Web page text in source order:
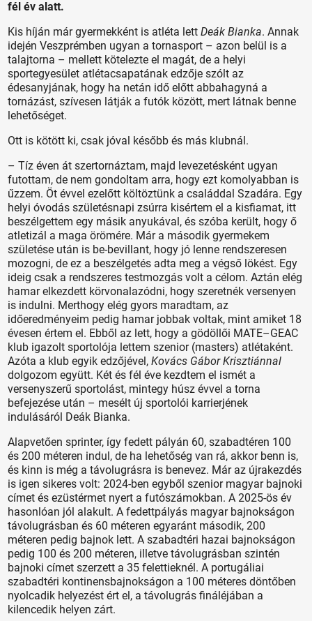
fél év alatt.
Kis híján már gyermekként is atléta lettDeák Bianka. Annak
idején Veszprémben ugyan a tornasport – azon belül is a
talajtorna – mellett kötelezte el magát, de a helyi
sportegyesület atlétacsapatának edzője szólt az
édesanyjának, hogy ha netán idő előtt abbahagyná a
tornázást, szívesen látják a futók között, mert látnak benne
lehetőséget.
Ott is kötött ki, csak jóval később és más klubnál.
– Tíz éven át szertornáztam, majd levezetésként ugyan
futottam, de nem gondoltam arra, hogy ezt komolyabban is
űzzem. Öt évvel ezelőtt költöztünk a családdal Szadára. Egy
helyi óvodás születésnapi zsúrra kisértem el a kisfiamat, itt
beszélgettem egy másik anyukával, és szóba került, hogy ő
atletizál a maga örömére. Már a második gyermekem
születése után is be-bevillant, hogy jó lenne rendszeresen
mozogni, de ez a beszélgetés adta meg a végső lökést. Egy
ideig csak a rendszeres testmozgás volt a célom. Aztán elég
hamar elkezdett körvonalazódni, hogy szeretnék versenyen
is indulni. Merthogy elég gyors maradtam, az
időeredményeim pedig hamar jobbak voltak, mint amiket 18
évesen értem el. Ebből az lett, hogy a gödöllői MATE–GEAC
klub igazolt sportolója lettem szenior (masters) atlétaként.
Azóta a klub egyik edzőjével,Kovács Gábor Krisztiánnal
dolgozom együtt. Két és fél éve kezdtem el ismét a
versenyszerű sportolást, mintegy húsz évvel a torna
befejezése után – mesélt új sportolói karrierjének
indulásáról Deák Bianka.
Alapvetően sprinter, így fedett pályán 60, szabadtéren 100
és 200 méteren indul, de ha lehetőség van rá, akkor benn is,
és kinn is még a távolugrásra is benevez. Már az újrakezdés
is igen sikeres volt: 2024-ben egyből szenior magyar bajnoki
címet és ezüstérmet nyert a futószámokban. A 2025-ös év
hasonlóan jól alakult. A fedettpályás magyar bajnokságon
távolugrásban és 60 méteren egyaránt második, 200
méteren pedig bajnok lett. A szabadtéri hazai bajnokságon
pedig 100 és 200 méteren, illetve távolugrásban szintén
bajnoki címet szerzett a 35 felettieknél. A portugáliai
szabadtéri kontinensbajnokságon a 100 méteres döntőben
nyolcadik helyezést ért el, a távolugrás fináléjában a
kilencedik helyen zárt.